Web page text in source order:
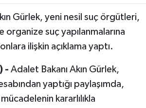
Gürlek, yeni nesil suç örgütleri,
suç yapılanmalarına
ilişkin açıklama yaptı.
- Adalet Bakanı Akın Gürlek,
yaptığı paylaşımda,
kararlılıkla